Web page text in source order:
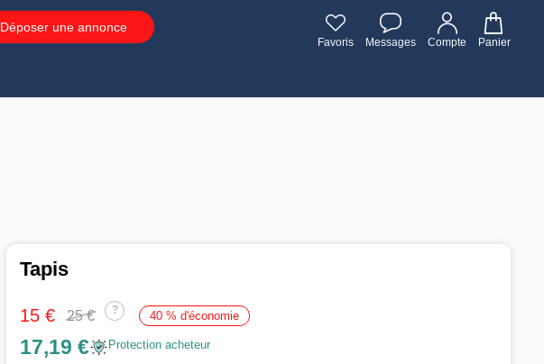
Déposer une annonce
Favoris Messages Compte Panier
Tapis
15 € 25 € ? 40 % d'économie
17,19 € Protection acheteur